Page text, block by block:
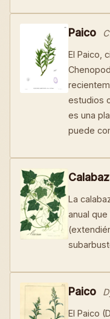
Paico
El Paico,
estudios
es una
puede
La
anual
Paico
El Paico